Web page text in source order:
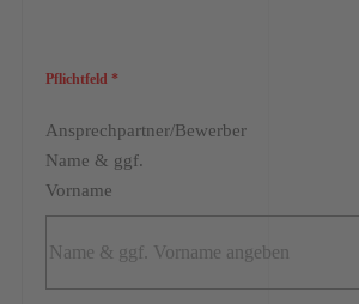
Pflichtfeld *
Ansprechpartner/Bewerber
Name & ggf.
Vorname